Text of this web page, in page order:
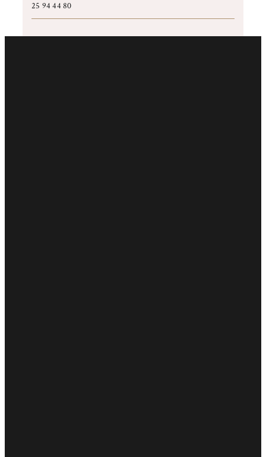
25 94 44 80